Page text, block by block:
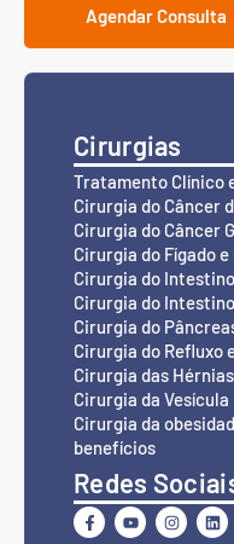
Agendar Consulta
Cirurgias
Tratamento Clínico
Cirurgia do Câncer
Cirurgia do Câncer
Cirurgia do Fígado
Cirurgia do
Cirurgia do
Cirurgia do
Cirurgia do Refluxo
Cirurgia das
Cirurgia da
Cirurgia da
benefícios
Redes